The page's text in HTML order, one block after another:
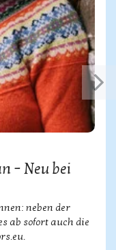
– Neu bei
neben der
ab sofort auch die